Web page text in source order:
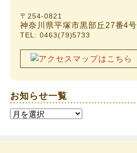
〒254-0821
神奈川県平塚市黒部丘27番4号
TEL: 0463(79)5733
お知らせ一覧
お